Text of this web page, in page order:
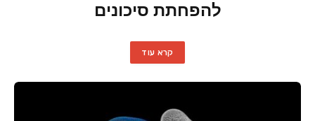
להפחתת סיכונים
קרא עוד